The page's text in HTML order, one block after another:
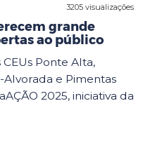
3205 visualizações
grande
ao público
Ponte Alta,
e Pimentas
2025, iniciativa da